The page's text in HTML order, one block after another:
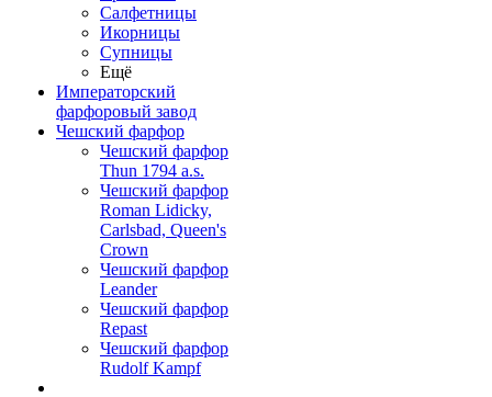
Салфетницы
Икорницы
Супницы
Ещё
Императорский
фарфоровый завод
Чешский фарфор
Чешский фарфор
Thun 1794 a.s.
Чешский фарфор
Roman Lidicky,
Carlsbad, Queen's
Crown
Чешский фарфор
Leander
Чешский фарфор
Repast
Чешский фарфор
Rudolf Kampf